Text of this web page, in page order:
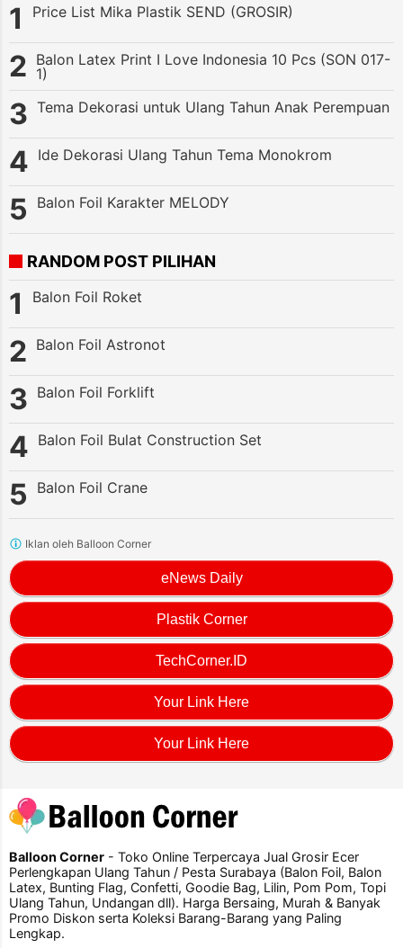
Price List Mika Plastik SEND (GROSIR)
Balon Latex Print I Love Indonesia 10 Pcs (SON 017-
1)
Tema Dekorasi untuk Ulang Tahun Anak Perempuan
Ide Dekorasi Ulang Tahun Tema Monokrom
Balon Foil Karakter MELODY
RANDOM POST PILIHAN
Balon Foil Roket
Balon Foil Astronot
Balon Foil Forklift
Balon Foil Bulat Construction Set
Balon Foil Crane
eNews Daily
Plastik Corner
TechCorner.ID
Your Link Here
Your Link Here
Iklan oleh Balloon Corner
Balloon Corner - Toko Online Terpercaya Jual Grosir Ecer
Perlengkapan Ulang Tahun / Pesta Surabaya (Balon Foil, Balon
Latex, Bunting Flag, Confetti, Goodie Bag, Lilin, Pom Pom, Topi
Ulang Tahun, Undangan dll). Harga Bersaing, Murah & Banyak
Promo Diskon serta Koleksi Barang-Barang yang Paling
Lengkap.